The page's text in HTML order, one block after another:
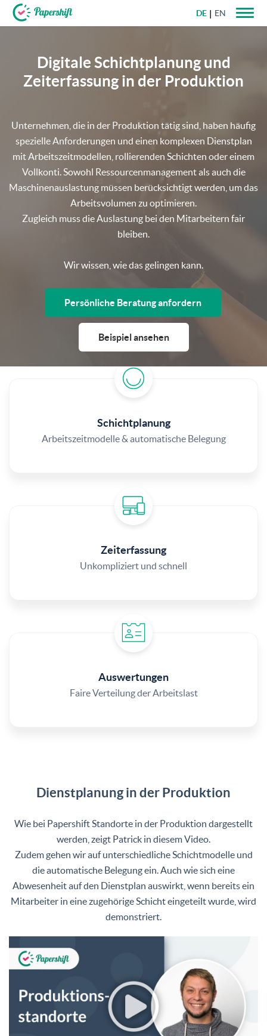
DE EN
Digitale Schichtplanung und
Zeiterfassung in der Produktion
Unternehmen, die in der Produktion tätig sind, haben häufig
spezielle Anforderungen und einen komplexen Dienstplan
mit Arbeitszeitmodellen, rollierenden Schichten oder einem
Vollkonti. Sowohl Ressourcenmanagement als auch die
Maschinenauslastung müssen berücksichtigt werden, um das
Arbeitsvolumen zu optimieren.
Zugleich muss die Auslastung bei den Mitarbeitern fair
bleiben.
Wir wissen, wie das gelingen kann.
Persönliche Beratung anfordern
Beispiel ansehen
Schichtplanung
Arbeitszeitmodelle & automatische Belegung
Zeiterfassung
Unkompliziert und schnell
Auswertungen
Faire Verteilung der Arbeitslast
Dienstplanung in der Produktion
Wie bei Papershift Standorte in der Produktion dargestellt
werden, zeigt Patrick in diesem Video.
Zudem gehen wir auf unterschiedliche Schichtmodelle und
die automatische Belegung ein. Auch wie sich eine
Abwesenheit auf den Dienstplan auswirkt, wenn bereits ein
Mitarbeiter in eine zugehörige Schicht eingeteilt wurde, wird
demonstriert.